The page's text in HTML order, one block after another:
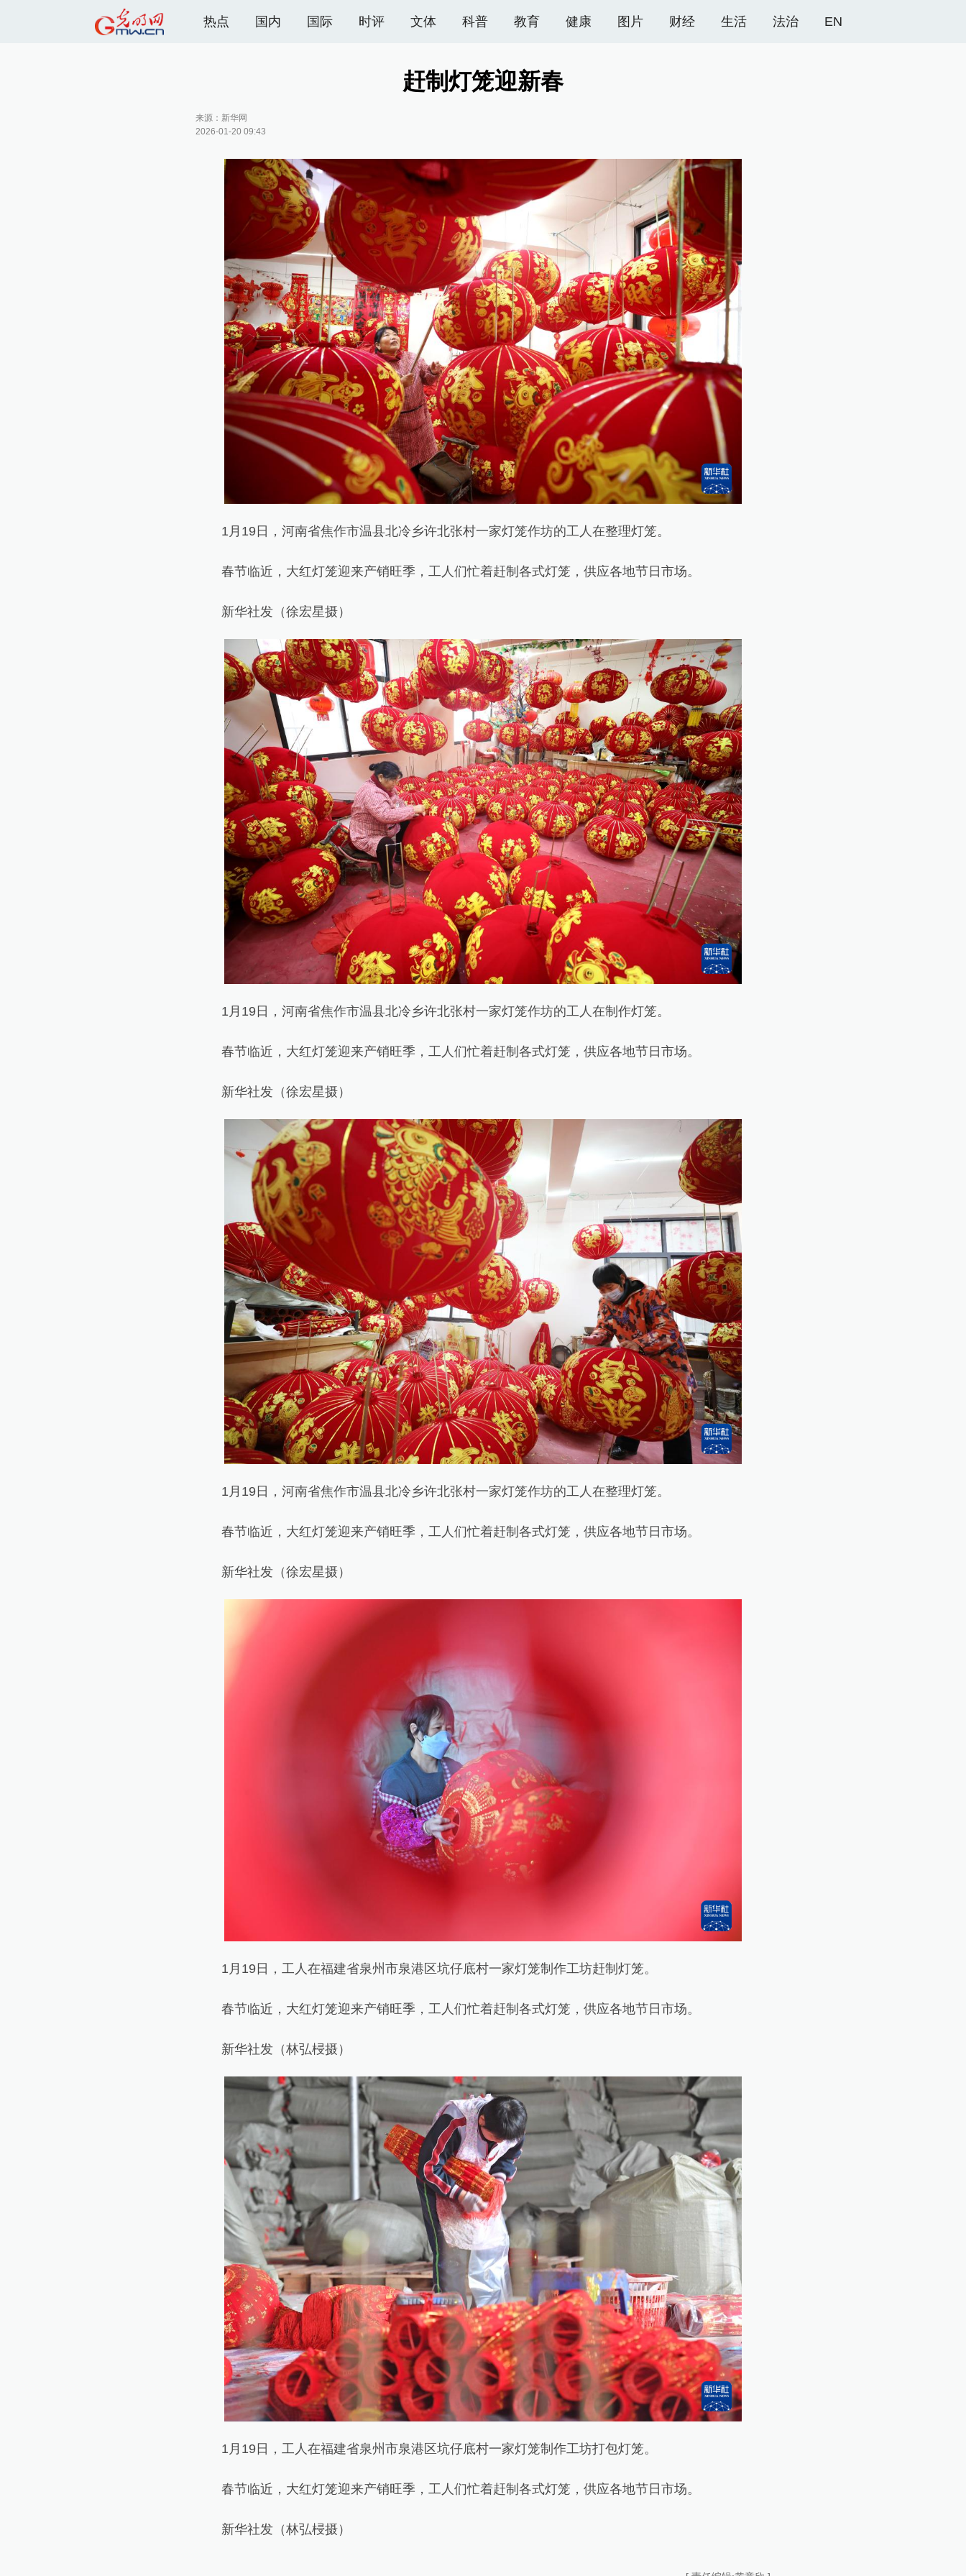
热点 国内 国际 时评 文体 科普 教育 健康 图片 财经 生活 法治 EN
赶制灯笼迎新春
来源： 新华网
2026-01-20 09:43
1月19日，河南省焦作市温县北冷乡许北张村一家灯笼作坊的工人在整理灯笼。
春节临近，大红灯笼迎来产销旺季，工人们忙着赶制各式灯笼，供应各地节日市场。
新华社发（徐宏星摄）
1月19日，河南省焦作市温县北冷乡许北张村一家灯笼作坊的工人在制作灯笼。
春节临近，大红灯笼迎来产销旺季，工人们忙着赶制各式灯笼，供应各地节日市场。
新华社发（徐宏星摄）
1月19日，河南省焦作市温县北冷乡许北张村一家灯笼作坊的工人在整理灯笼。
春节临近，大红灯笼迎来产销旺季，工人们忙着赶制各式灯笼，供应各地节日市场。
新华社发（徐宏星摄）
1月19日，工人在福建省泉州市泉港区坑仔底村一家灯笼制作工坊赶制灯笼。
春节临近，大红灯笼迎来产销旺季，工人们忙着赶制各式灯笼，供应各地节日市场。
新华社发（林弘梫摄）
1月19日，工人在福建省泉州市泉港区坑仔底村一家灯笼制作工坊打包灯笼。
春节临近，大红灯笼迎来产销旺季，工人们忙着赶制各式灯笼，供应各地节日市场。
新华社发（林弘梫摄）